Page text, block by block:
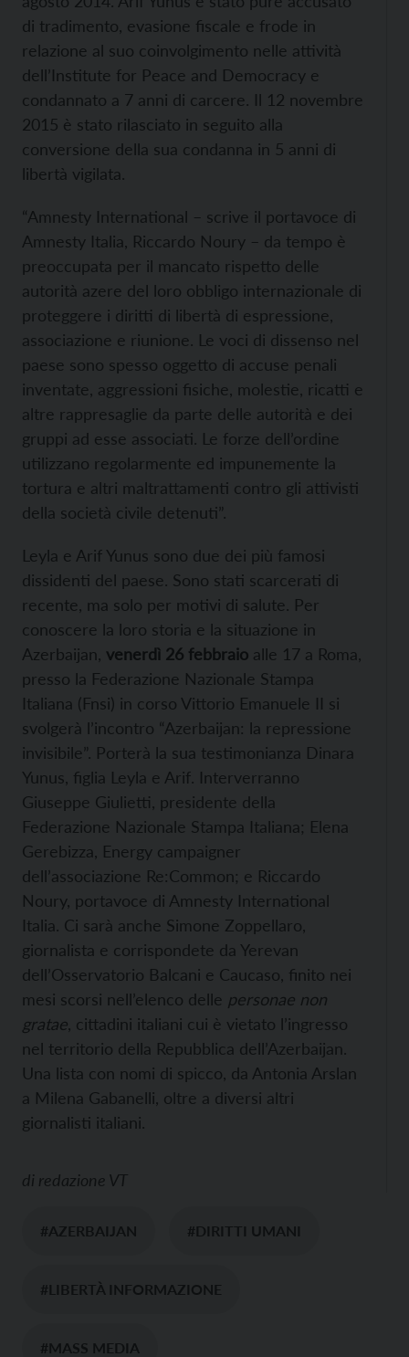
di tradimento, evasione fiscale e frode in
relazione al suo coinvolgimento nelle attività
dell’Institute for Peace and Democracy e
condannato a 7 anni di carcere. Il 12 novembre
2015 è stato rilasciato in seguito alla
conversione della sua condanna in 5 anni di
libertà vigilata.
“Amnesty International – scrive il portavoce di
Amnesty Italia, Riccardo Noury – da tempo è
preoccupata per il mancato rispetto delle
autorità azere del loro obbligo internazionale di
proteggere i diritti di libertà di espressione,
associazione e riunione. Le voci di dissenso nel
paese sono spesso oggetto di accuse penali
inventate, aggressioni fisiche, molestie, ricatti e
altre rappresaglie da parte delle autorità e dei
gruppi ad esse associati. Le forze dell’ordine
utilizzano regolarmente ed impunemente la
tortura e altri maltrattamenti contro gli attivisti
della società civile detenuti”.
Leyla e Arif Yunus sono due dei più famosi
dissidenti del paese. Sono stati scarcerati di
recente, ma solo per motivi di salute. Per
conoscere la loro storia e la situazione in
Azerbaijan, venerdì 26 febbraio alle 17 a Roma,
presso la Federazione Nazionale Stampa
Italiana (Fnsi) in corso Vittorio Emanuele II si
svolgerà l’incontro “Azerbaijan: la repressione
invisibile”. Porterà la sua testimonianza Dinara
Yunus, figlia Leyla e Arif. Interverranno
Giuseppe Giulietti, presidente della
Federazione Nazionale Stampa Italiana; Elena
Gerebizza, Energy campaigner
dell’associazione Re:Common; e Riccardo
Noury, portavoce di Amnesty International
Italia. Ci sarà anche Simone Zoppellaro,
giornalista e corrispondete da Yerevan
dell’Osservatorio Balcani e Caucaso, finito nei
mesi scorsi nell’elenco delle personae non
gratae , cittadini italiani cui è vietato l’ingresso
nel territorio della Repubblica dell’Azerbaijan.
Una lista con nomi di spicco, da Antonia Arslan
a Milena Gabanelli, oltre a diversi altri
giornalisti italiani.
di redazione VT
#AZERBAIJAN #DIRITTI UMANI
#LIBERTÀ INFORMAZIONE
#MASS MEDIA